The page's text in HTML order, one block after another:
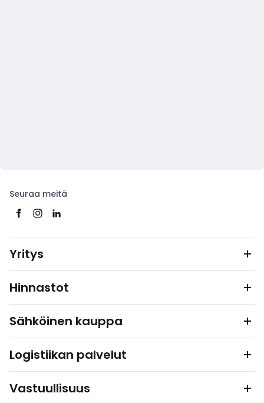
Seuraa meitä
Yritys
Hinnastot
Sähköinen kauppa
Logistiikan palvelut
Vastuullisuus